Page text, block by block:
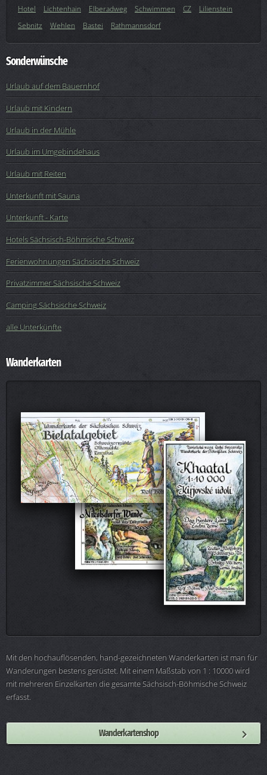
Hotel Lichtenhain Elberadweg Schwimmen CZ
Lilienstein
Sebnitz
Wehlen Bastei Rathmannsdorf
Sonderwünsche
Urlaub auf dem Bauernhof
Urlaub mit Kindern
Urlaub in der Mühle
Urlaub im Umgebindehaus
Urlaub mit Reiten
Unterkunft mit Sauna
Unterkunft - Karte
Hotels Sächsisch-Böhmische Schweiz
Ferienwohnungen Sächsische Schweiz
Privatzimmer Sächsische Schweiz
Camping Sächsische Schweiz
alle Unterkünfte
Wanderkarten
Mit den hochauflösenden, hand-gezeichneten Wanderkarten ist man für
Wanderungen bestens gerüstet. Mit einem Maßstab von 1 : 10000 wird
mit mehreren Einzelkarten die gesamte Sächsisch-Böhmische Schweiz
erfasst.
Wanderkartenshop